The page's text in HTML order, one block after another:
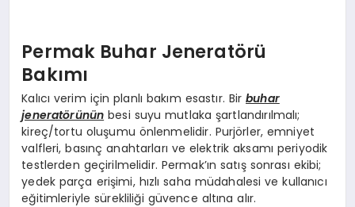
Permak Buhar Jeneratörü
Bakımı
Kalıcı verim için planlı bakım esastır. Birbuhar
jeneratörünün besi suyu mutlaka şartlandırılmalı;
kireç/tortu oluşumu önlenmelidir. Purjörler, emniyet
valfleri, basınç anahtarları ve elektrik aksamı periyodik
testlerden geçirilmelidir. Permak’ın satış sonrası ekibi;
yedek parça erişimi, hızlı saha müdahalesi ve kullanıcı
eğitimleriyle sürekliliği güvence altına alır.